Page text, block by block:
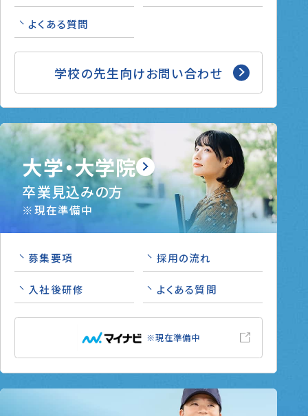
よくある質問
学校の先生向けお問い合わせ
大学・大学院
卒業見込みの方
※現在準備中
募集要項 採用の流れ
入社後研修 よくある質問
※現在準備中